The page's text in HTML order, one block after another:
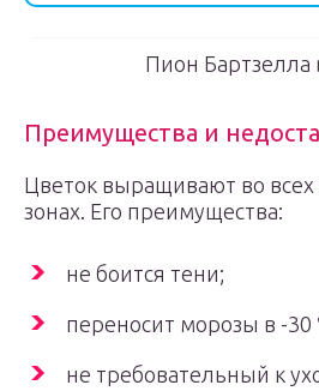
Пион Бартзелла
Преимущества и
Цветок выращивают во всех
зонах. Его преимущества:
не боится тени;
переносит морозы в -
не требовательный к